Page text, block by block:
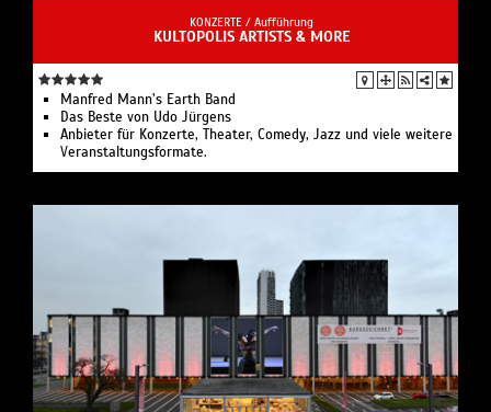
KONZERTE / Aufführung
KULTOPOLIS ARTISTS & MORE
Manfred Mann’s Earth Band
Das Beste von Udo Jürgens
Anbieter für Konzerte, Theater, Comedy, Jazz und viele weitere
Veranstaltungsformate.